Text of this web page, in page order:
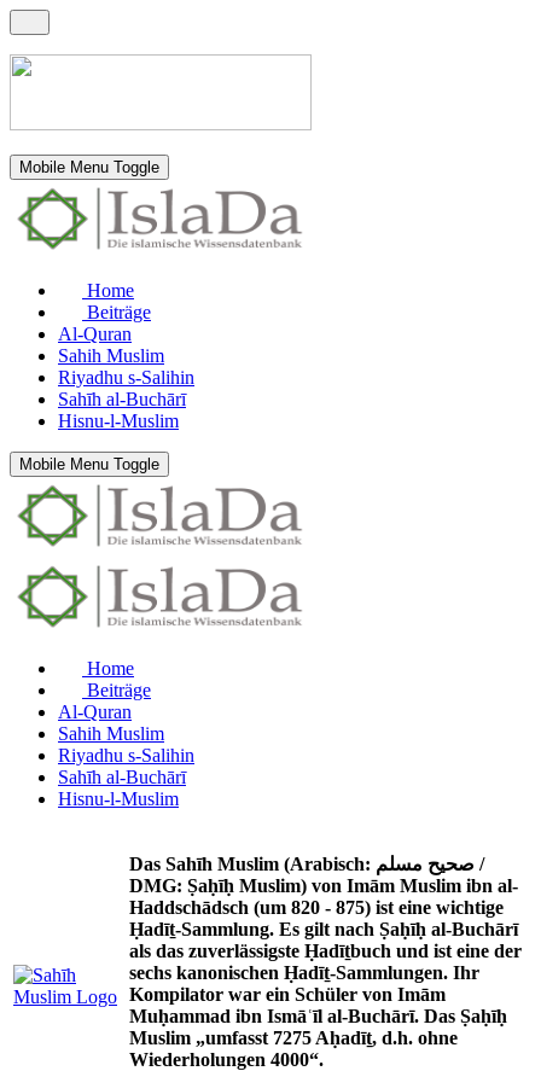
Mobile Menu Toggle
Home
Beiträge
Al-Quran
Sahih Muslim
Riyadhu s-Salihin
Sahīh al-Buchārī
Hisnu-l-Muslim
Mobile Menu Toggle
Home
Beiträge
Al-Quran
Sahih Muslim
Riyadhu s-Salihin
Sahīh al-Buchārī
Hisnu-l-Muslim
Das Sahīh Muslim (Arabisch: صحيح مسلم /
DMG: Ṣaḥīḥ Muslim) von Imām Muslim ibn al-
Haddschādsch (um 820 - 875) ist eine wichtige
Ḥadīṯ-Sammlung. Es gilt nach Ṣaḥīḥ al-Buchārī
als das zuverlässigste Ḥadīṯbuch und ist eine der
sechs kanonischen Ḥadīṯ-Sammlungen. Ihr
Kompilator war ein Schüler von Imām
Muḥammad ibn Ismāʿīl al-Buchārī. Das Ṣaḥīḥ
Muslim „umfasst 7275 Aḥadīṯ, d.h. ohne
Wiederholungen 4000“.